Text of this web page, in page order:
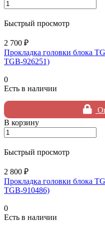
Быстрый просмотр
2 700 ₽
Прокладка головки блока
TGB-926251)
0
Есть в наличии
В корзину
Быстрый просмотр
2 800 ₽
Прокладка головки блока
TGB-910486)
0
Есть в наличии